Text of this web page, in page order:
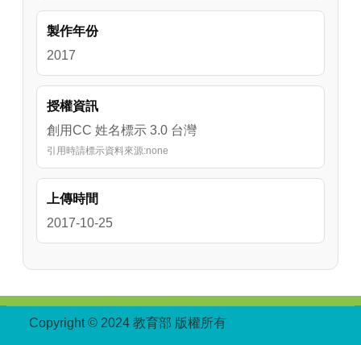
製作年份
2017
授權資訊
創用CC 姓名標示 3.0 台灣
引用時請標示資料來源:none
上傳時間
2017-10-25
Copyright © 2024 教育部 版權所有